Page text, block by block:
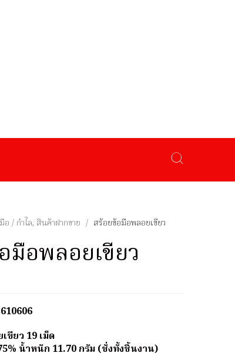
อ / กำไล, สินค้าฝากขาย / สร้อยข้อมือพลอยเขียว
มือพลอยเขียว
ขียว 19 เม็ด
น้ำหนัก 11.70 กรัม (ชั่งทั้งชิ้นงาน)